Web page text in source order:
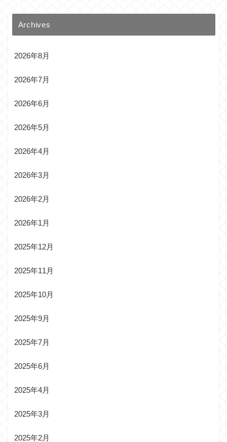
Archives
2026年8月
2026年7月
2026年6月
2026年5月
2026年4月
2026年3月
2026年2月
2026年1月
2025年12月
2025年11月
2025年10月
2025年9月
2025年7月
2025年6月
2025年4月
2025年3月
2025年2月